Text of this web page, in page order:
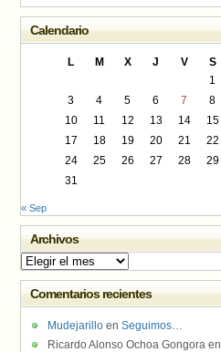
Calendario
L M X J V S
1
3
4 5 6 7 8
10
11 12 13 14 15
17
18 19 20 21 22
24
25 26 27 28 29
31
« Sep
Archivos
Archivos
Comentarios recientes
Mudejarillo en Seguimos…
Ricardo Alonso Ochoa Gongora en